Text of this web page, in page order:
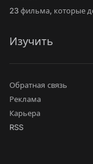
23 фильма, которые
Изучить
Обратная связь
Реклама
Карьера
RSS